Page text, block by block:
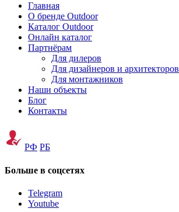
Главная
О бренде Outdoor
Каталог Outdoor
Онлайн каталог
Партнёрам
Для дилеров
Для дизайнеров и архитекторов
Для монтажников
Наши объекты
Блог
Контакты
РФ РБ
Больше в соцсетях
Telegram
Youtube